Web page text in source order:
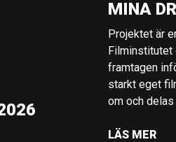
MINA
Projektet är
Filminstitutet
framtagen
starkt eget
om och
LÄS MER